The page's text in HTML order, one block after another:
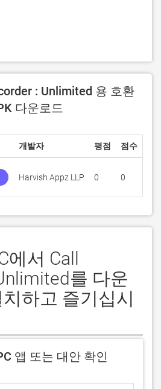
: Unlimited 용 호환
다운로드
개발자 평점 점수
Harvish Appz LLP 0 0
서 Call
를 다운
하고 즐기십시
앱 또는 대안 확인